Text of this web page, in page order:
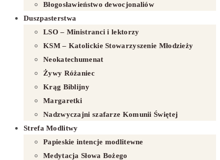
Błogosławieństwo dewocjonaliów
Duszpasterstwa
LSO – Ministranci i lektorzy
KSM – Katolickie Stowarzyszenie Młodzieży
Neokatechumenat
Żywy Różaniec
Krąg Biblijny
Margaretki
Nadzwyczajni szafarze Komunii Świętej
Strefa Modlitwy
Papieskie intencje modlitewne
Medytacja Słowa Bożego